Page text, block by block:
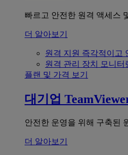
빠르고 안전한 원격 액세스
더 알아보기
원격 지원 즉각적이고
원격 관리 장치 모니터
플랜 및 가격 보기
대기업
안전한 운영을 위해 구축된
더 알아보기